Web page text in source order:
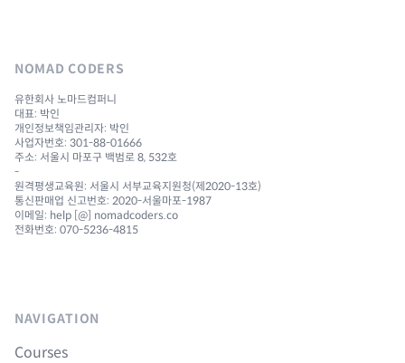
NOMAD CODERS
유한회사 노마드컴퍼니
대표: 박인
개인정보책임관리자: 박인
사업자번호: 301-88-01666
주소: 서울시 마포구 백범로 8, 532호
-
원격평생교육원: 서울시 서부교육지원청(제2020-13호)
통신판매업 신고번호: 2020-서울마포-1987
이메일: help [@] nomadcoders.co
전화번호: 070-5236-4815
NAVIGATION
Courses